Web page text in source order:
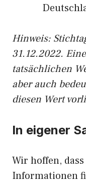
Hinweis:
31.12.2022.
tatsächlichen
aber auch
diesen Wert
In eigener
Wir hoffen,
Informationen